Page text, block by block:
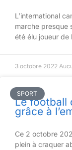
L’international
marche presque
été élu joueur de
3 octobre 2022
SPORT
Le football
grâce à
Ce 2 octobre
plein à craquer